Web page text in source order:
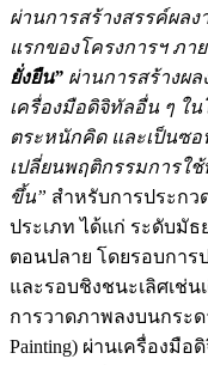
ผ่านการสร้างสรรค์ผล
แรกของโครงการฯ ภา
ยั่งยืน” ผ่านการสร้างผ
เครื่องมือดิจิทัลอื่น ๆ ใ
ตระหนักคิด และเป็นซอ
เปลี่ยนพฤติกรรมการใ
ขึ้น” สำหรับการประกว
ประเภท ได้แก่ ระดับมั
ตอนปลาย โดยรอบการ
และรอบชิงชนะเลิศเช่น
การวาดภาพลงบนกระ
Painting) ผ่านเครื่องมื